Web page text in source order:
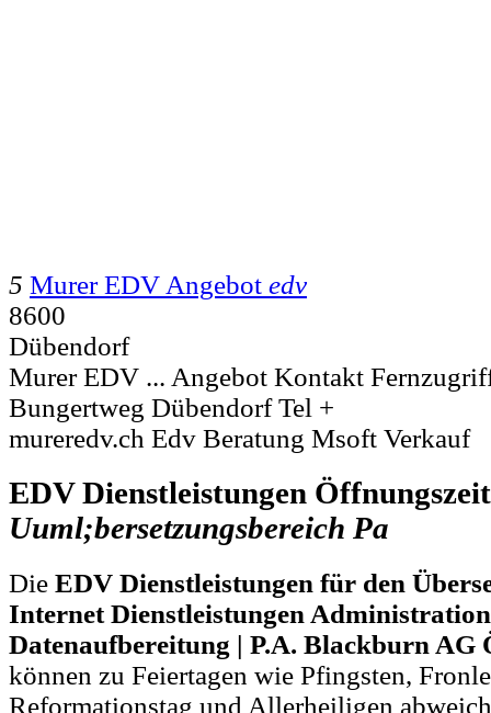
5 Murer EDV Angebot edv
8600
Dübendorf
Murer EDV ... Angebot Kontakt
Bungertweg Dübendorf Tel +
mureredv.ch Edv Beratung Msoft Verkauf
EDV Dienstleistungen Öffnungszeit
Uuml;bersetzungsbereich Pa
Die EDV Dienstleistungen für den
Internet Dienstleistungen
Datenaufbereitung | P.A. Blackburn AG
können zu Feiertagen wie Pfingsten,
Reformationstag und Allerheiligen